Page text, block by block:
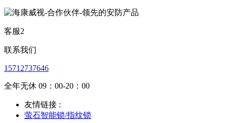
客服2
联系我们
15712737646
全年无休 09：00-20：00
友情链接 :
萤石智能锁/指纹锁